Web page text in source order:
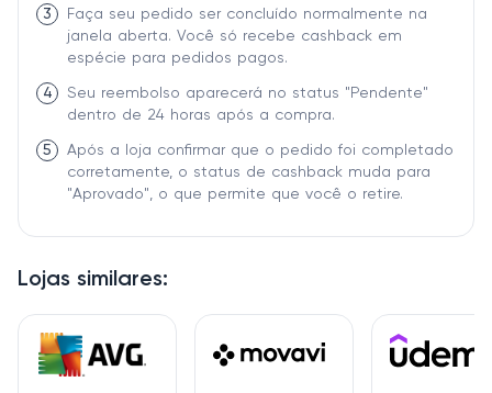
Lojas similares:
3
Faça seu pedido ser concluído normalmente na
janela aberta. Você só recebe cashback em
espécie para pedidos pagos.
4
Seu reembolso aparecerá no status "Pendente"
dentro de 24 horas após a compra.
5
Após a loja confirmar que o pedido foi completado
corretamente, o status de cashback muda para
"Aprovado", o que permite que você o retire.